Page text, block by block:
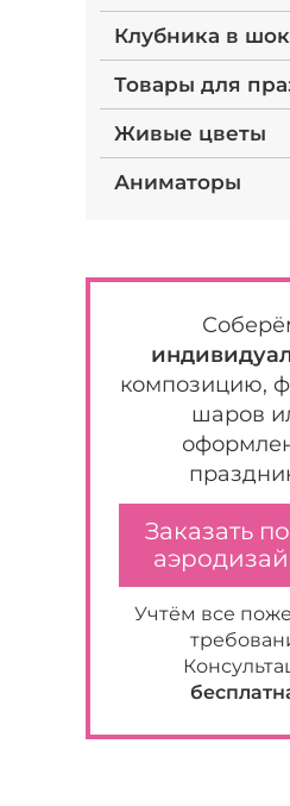
Клубника в
Товары для
Живые цветы
Аниматоры
композицию,
шаров
Заказать
Учтём все